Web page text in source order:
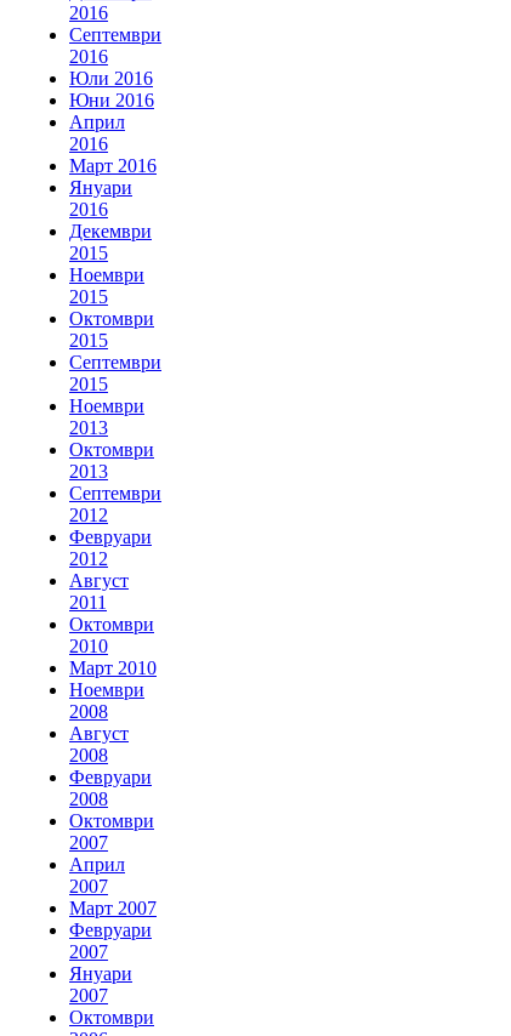
2016
Септември
2016
Юли 2016
Юни 2016
Април
2016
Март 2016
Януари
2016
Декември
2015
Ноември
2015
Октомври
2015
Септември
2015
Ноември
2013
Октомври
2013
Септември
2012
Февруари
2012
Август
2011
Октомври
2010
Март 2010
Ноември
2008
Август
2008
Февруари
2008
Октомври
2007
Април
2007
Март 2007
Февруари
2007
Януари
2007
Октомври